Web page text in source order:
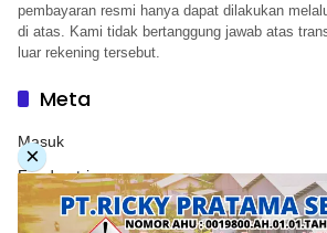
pembayaran resmi hanya dapat dilakukan
di atas. Kami tidak bertanggung jawab atas
luar rekening tersebut.
Meta
Masuk
Feed entri
Feed komentar
×